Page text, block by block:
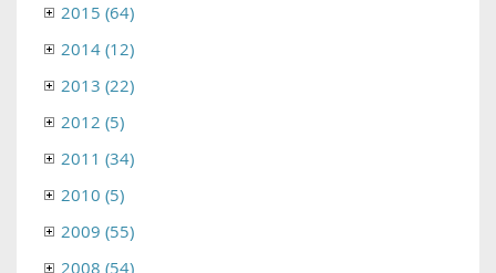
2015 (64)
2014 (12)
2013 (22)
2012 (5)
2011 (34)
2010 (5)
2009 (55)
2008 (54)